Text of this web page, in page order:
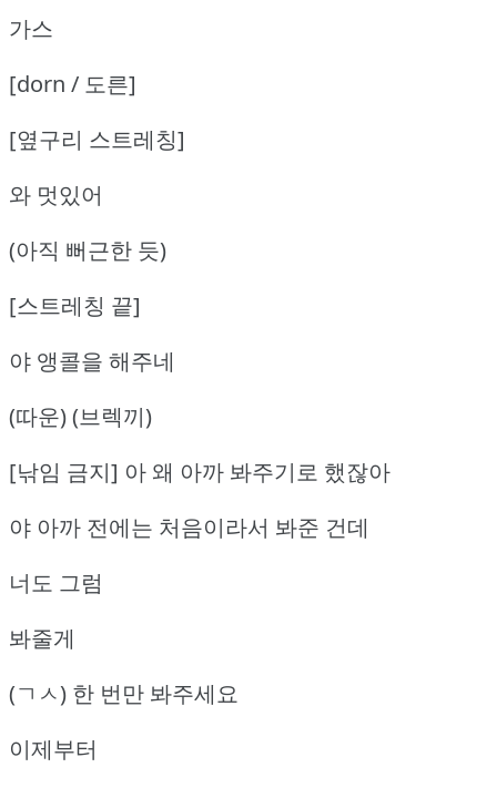
가스
[dorn / 도른]
[옆구리 스트레칭]
와 멋있어
(아직 뻐근한 듯)
[스트레칭 끝]
야 앵콜을 해주네
(따운) (브렉끼)
[낚임 금지] 아 왜 아까 봐주기로 했잖아
야 아까 전에는 처음이라서 봐준 건데
너도 그럼
봐줄게
(ㄱㅅ) 한 번만 봐주세요
이제부터